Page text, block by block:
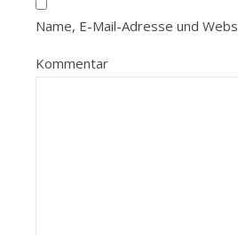
Name, E-Mail-Adresse und
Kommentar